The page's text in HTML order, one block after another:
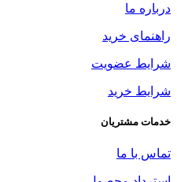
درباره ما
راهنمای خرید
شرایط عضویت
شرایط خرید
خدمات مشتریان
تماس با ما